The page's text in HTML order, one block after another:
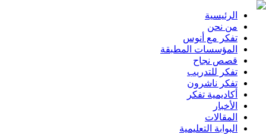
الرئيسية
من نحن
تفكر مع أنوس
المؤسسات المطبقة
قصص نجاح
تفكر للتدريب
تفكر ناشرون
أكاديمية تفكر
الأخبار
المقالات
البوابة التعليمية